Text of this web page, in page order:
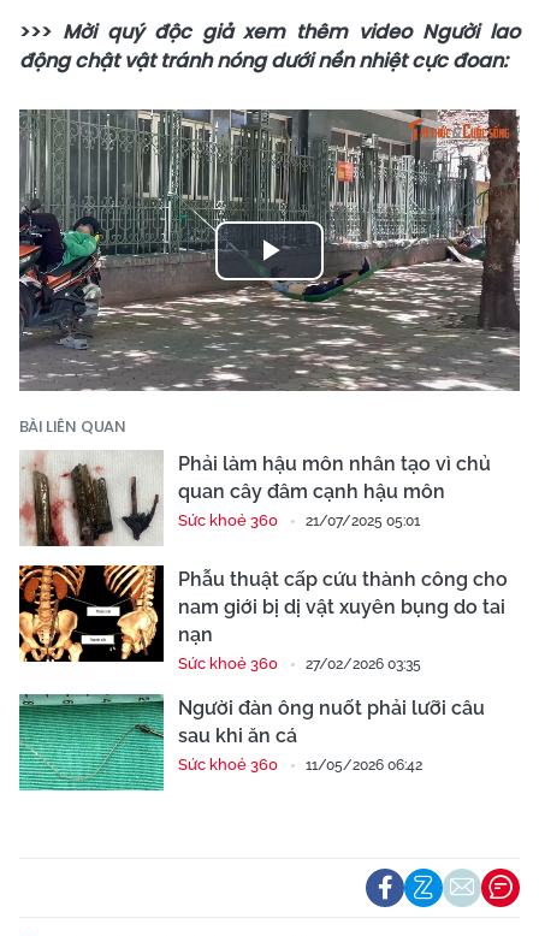
>>> Mời quý độc giả xem thêm video Người lao
động chật vật tránh nóng dưới nền nhiệt cực đoan:
Play
Video
BÀI LIÊN QUAN
Phải làm hậu môn nhân tạo vì chủ
quan cây đâm cạnh hậu môn
Sức khoẻ 360 21/07/2025 05:01
Phẫu thuật cấp cứu thành công cho
nam giới bị dị vật xuyên bụng do tai
nạn
Sức khoẻ 360 27/02/2026 03:35
Người đàn ông nuốt phải lưỡi câu
sau khi ăn cá
Sức khoẻ 360 11/05/2026 06:42